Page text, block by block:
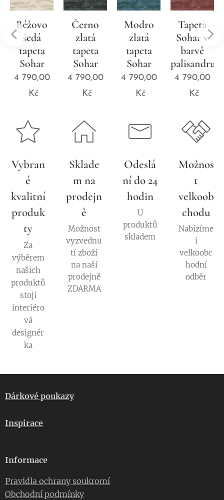
Béžovo
šedá
tapeta
Sohar
4 790,00
Kč
Černo
zlatá
tapeta
Sohar
4 790,00
Kč
Modro
zlatá
tapeta
Sohar
4 790,00
Kč
Tapeta
Sohar v
barvě
palisandru
4 790,00
Kč
Vybran
é
kvalitní
produk
ty
Za
výběrem
našich
produktů
stojí
interiéro
vá
designér
ka
Sklade
m na
prodejn
ě
Možnost
vyzvednu
tí zboží
na naší
prodejně
ZDARMA
Odeslá
ní do 24
hodin
U
produktů
skladem
Možnos
t
velkoob
chodu
Nabízíme
i
velkoobc
hodní
odběr
Dárkové poukazy
Inspirace
Informace
Pravidla ochrany soukromí
Obchodní podmínky